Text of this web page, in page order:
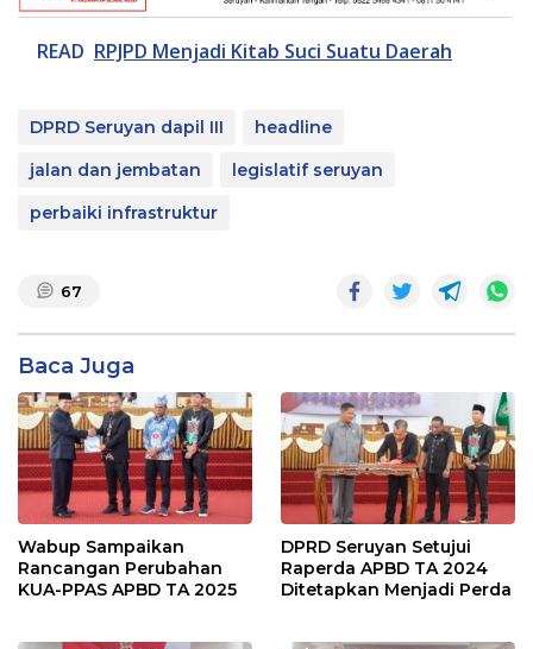
READ RPJPD Menjadi Kitab Suci Suatu Daerah
DPRD Seruyan dapil III
headline
jalan dan jembatan
legislatif seruyan
perbaiki infrastruktur
67
Baca Juga
Wabup Sampaikan
Rancangan Perubahan
KUA-PPAS APBD TA 2025
DPRD Seruyan Setujui
Raperda APBD TA 2024
Ditetapkan Menjadi Perda